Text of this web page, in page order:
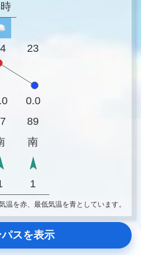
23
0.0
89
南
1
を赤、最低気温を青としています。
パスを表示